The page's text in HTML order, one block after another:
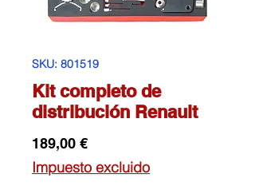
SKU: 801519
Kit completo de
distribución Renault
189,00 €Precio
Impuesto excluido